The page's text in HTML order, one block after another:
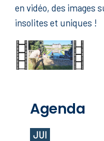
en vidéo, des images
insolites et uniques !
Agenda
JUI